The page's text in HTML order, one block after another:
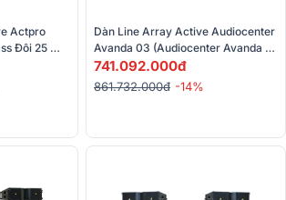
Actpro
Đôi 25
Đôi 50 +
Dàn Line Array Active Audiocenter
Avanda 03 (Audiocenter Avanda
210A, Audiocenter Avanda 218A,
Audiocenter WM3210A…)
741.092.000đ
861.732.000đ -14%